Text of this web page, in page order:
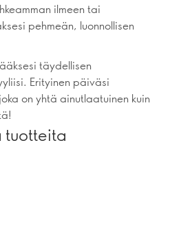
ilmeen tai
pehmeän, luonnollisen
täydellisen
Erityinen päiväsi
on yhtä ainutlaatuinen kuin
tuotteita